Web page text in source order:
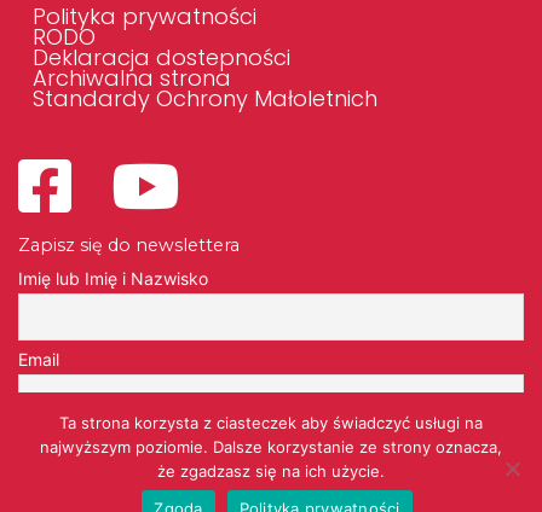
Polityka prywatności
RODO
Deklaracja dostepności
Archiwalna strona
Standardy Ochrony Małoletnich
Zapisz się do newslettera
Imię lub Imię i Nazwisko
Email
Przechodząc dalej, akceptujesz politykę prywatności
Ta strona korzysta z ciasteczek aby świadczyć usługi na
najwyższym poziomie. Dalsze korzystanie ze strony oznacza,
że zgadzasz się na ich użycie.
Zgoda
Polityka prywatności